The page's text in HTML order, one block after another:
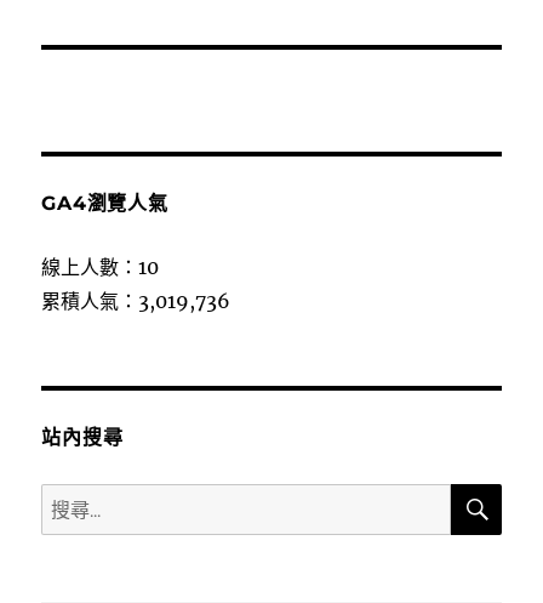
GA4瀏覽人氣
線上人數：10
累積人氣：3,019,736
站內搜尋
搜
尋
搜